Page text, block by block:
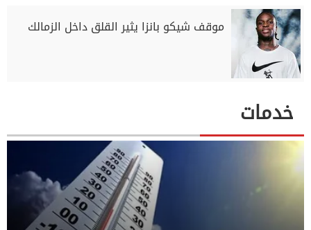
موقف شيكو بانزا يثير القلق داخل الزمالك
خدمات